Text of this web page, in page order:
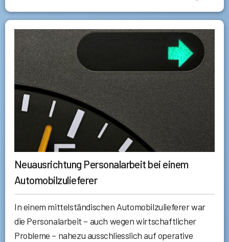
Neuausrichtung Personalarbeit bei einem
Automobilzulieferer
In einem mittelständischen Automobilzulieferer war
die Personalarbeit – auch wegen wirtschaftlicher
Probleme – nahezu ausschliesslich auf operative